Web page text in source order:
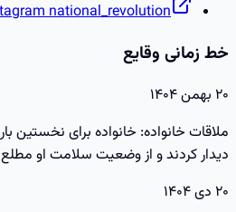
national_revolution:
خط زمانی وقایع
۲۰ بهمن ۱۴۰۴
ملاقات خانواده: خانواده برای نخستین
دیدار کردند و از وضعیت سلامت او
۲۰ دی ۱۴۰۴